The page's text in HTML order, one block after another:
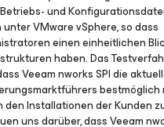
und
VMware vSphere, so dass
einen einheitlichen
haben. Das
Veeam nworks SPI die
bestmöglich
Installationen der Kunden
uns darüber, dass Veeam